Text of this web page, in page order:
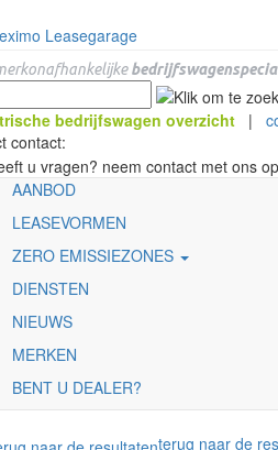
bedrijfswagen overzicht |
contact:
AANBOD
LEASEVORMEN
ZERO EMISSIEZONES
DIENSTEN
NIEUWS
MERKEN
BENT U DEALER?
terug naar de